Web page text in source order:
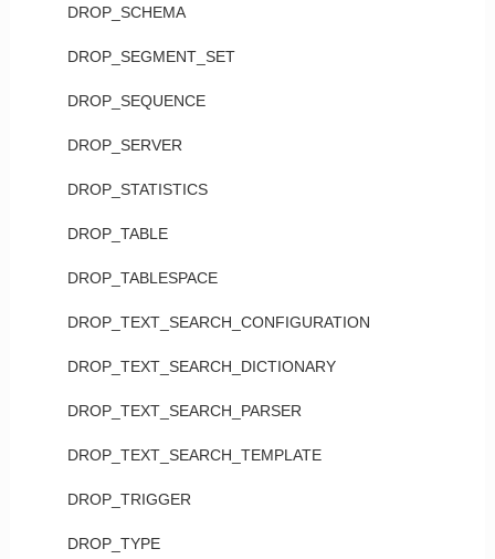
DROP_SCHEMA
DROP_SEGMENT_SET
DROP_SEQUENCE
DROP_SERVER
DROP_STATISTICS
DROP_TABLE
DROP_TABLESPACE
DROP_TEXT_SEARCH_CONFIGURATION
DROP_TEXT_SEARCH_DICTIONARY
DROP_TEXT_SEARCH_PARSER
DROP_TEXT_SEARCH_TEMPLATE
DROP_TRIGGER
DROP_TYPE